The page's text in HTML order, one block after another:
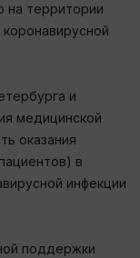
на территории
и
медицинской
оказания
в
инфекции
поддержки